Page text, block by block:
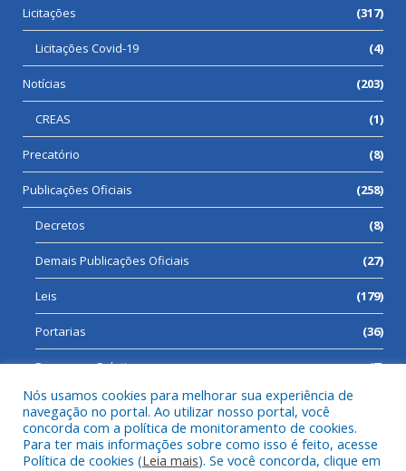
Licitações (317)
Licitações Covid-19 (4)
Notícias (203)
CREAS (1)
Precatório (8)
Publicações Oficiais (258)
Decretos (8)
Demais Publicações Oficiais (27)
Leis (179)
Portarias (36)
Processos Seletivos (7)
Todos os direitos reservados a Prefeitura Municipal de Cumaru
do Norte.
Nós usamos cookies para melhorar sua experiência de
navegação no portal. Ao utilizar nosso portal, você
concorda com a política de monitoramento de cookies.
Para ter mais informações sobre como isso é feito, acesse
Política de cookies (Leia mais). Se você concorda, clique em